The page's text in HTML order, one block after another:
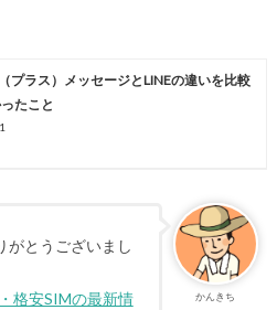
プラス）メッセージとLINEの違いを比較
たこと
かんきち
がとうございまし
格安SIMの最新情